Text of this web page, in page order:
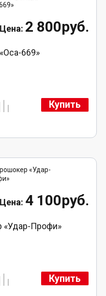
2 800руб.
669»
Купить
4 100руб.
Профи»
Купить